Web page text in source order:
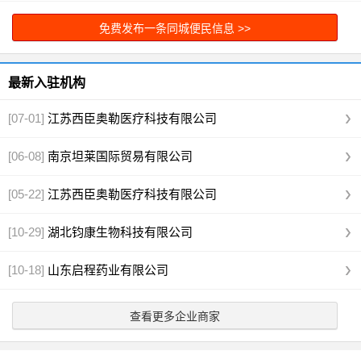
代工[图]
免费发布一条同城便民信息 >>
最新入驻机构
[07-01] 江苏西臣奥勒医疗科技有限公司
[06-08] 南京坦莱国际贸易有限公司
[05-22] 江苏西臣奥勒医疗科技有限公司
[10-29] 湖北钧康生物科技有限公司
[10-18] 山东启程药业有限公司
查看更多企业商家